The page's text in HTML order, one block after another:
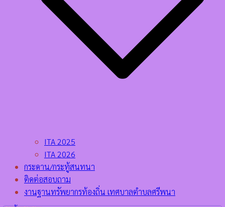
ITA 2025
ITA 2026
กระดาน/กระทู้สนทนา
ติดต่อสอบถาม
งานฐานทรัพยากรท้องถิ่น เทศบาลตำบลศรีพนา